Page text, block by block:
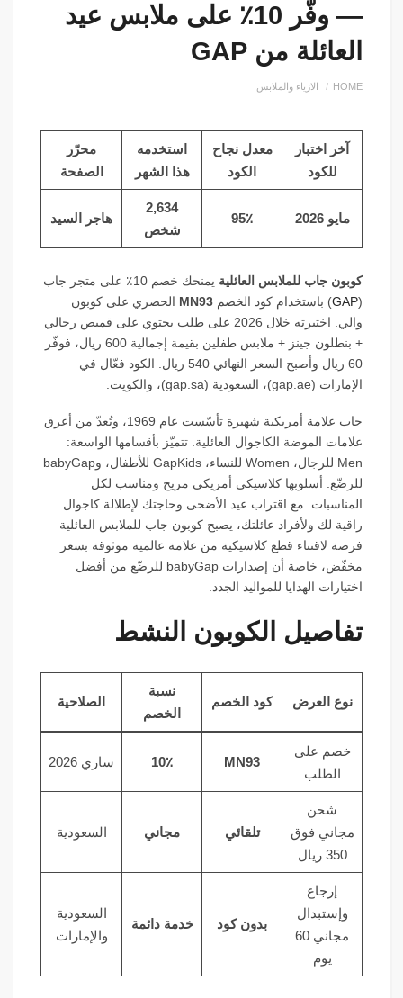
— وفّر 10٪ على ملابس عيد
العائلة من GAP
HOME الازياء والملابس
آخر اختبار
للكود
معدل نجاح
الكود
استخدمه
هذا الشهر
محرّر
الصفحة
مايو 2026 95٪
2,634
شخص
هاجر السيد
كوبون جاب للملابس العائلية
يمنحك خصم 10٪ على متجر جاب
GAP) باستخدام كود الخصم MN93
الحصري على كوبون
والي. اختبرته خلال 2026 على طلب يحتوي على قميص رجالي
+ بنطلون جينز + ملابس طفلين بقيمة إجمالية 600 ريال، فوفّر
60 ريال وأصبح السعر النهائي 540 ريال. الكود فعّال في
الإمارات (gap.ae)، السعودية (gap.sa)، والكويت.
جاب علامة أمريكية شهيرة تأسّست عام 1969، وتُعدّ من أعرق
علامات الموضة الكاجوال العائلية. تتميّز بأقسامها الواسعة:
Men للرجال، Women للنساء، GapKids للأطفال، وbabyGap
للرضّع. أسلوبها كلاسيكي أمريكي مريح ومناسب لكل
المناسبات. مع اقتراب عيد الأضحى وحاجتك لإطلالة كاجوال
راقية لك ولأفراد عائلتك، يصبح كوبون جاب للملابس العائلية
فرصة لاقتناء قطع كلاسيكية من علامة عالمية موثوقة بسعر
مخفّض، خاصة أن إصدارات babyGap للرضّع من أفضل
اختيارات الهدايا للمواليد الجدد.
تفاصيل الكوبون النشط
نوع العرض كود الخصم
نسبة
الخصم
الصلاحية
خصم على
الطلب
MN93 10٪ ساري 2026
شحن
مجاني فوق
350 ريال
تلقائي مجاني السعودية
إرجاع
وإستبدال
مجاني 60
يوم
بدون كود خدمة دائمة
السعودية
والإمارات